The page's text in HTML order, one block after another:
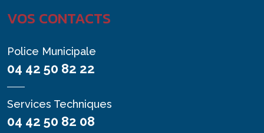
VOS CONTACTS
Police Municipale
04 42 50 82 22
Services Techniques
04 42 50 82 08